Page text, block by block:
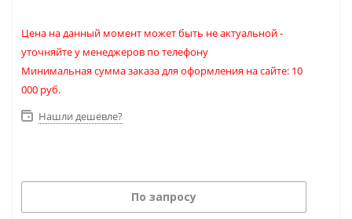
Цена на данный момент может быть не актуальной -
уточняйте у менеджеров по телефону
Минимальная сумма заказа для оформления на сайте: 10
000 руб.
Нашли дешевле?
По запросу